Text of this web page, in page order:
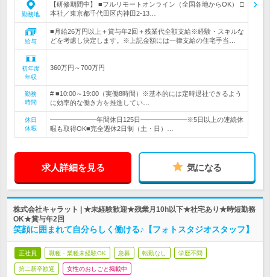
勤務地
【研修期間中】 ■フルリモートオンライン（全国各地からOK） □
本社／東京都千代田区内神田2-13…
給与
■月給26万円以上＋賞与年2回＋残業代全額支給※経験・スキルな
どを考慮し決定します。※上記金額には一律支給の住宅手当…
初年度
年収
360万円～700万円
勤務
時間
# ■10:00～19:00（実働8時間）※基本的には定時退社できるよう
に効率的な働き方を推進してい…
休日
休暇
―――――――年間休日125日―――――――※5日以上の連続休
暇も取得OK■完全週休2日制（土・日）…
求人詳細を見る 気になる
株式会社キャラット | ★未経験歓迎★残業月10h以下★社宅あり★時短勤務
OK★賞与年2回
笑顔に囲まれて自分らしく働ける♪【フォトスタジオスタッフ】
正社員 職種・業種未経験OK 急募 転勤なし 学歴不問
第二新卒歓迎 女性のおしごと掲載中